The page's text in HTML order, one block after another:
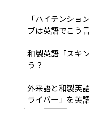
「ハイテンショ
ブは英語でこう
和製英語「スキ
う？
外来語と和製英
ライバー」を英